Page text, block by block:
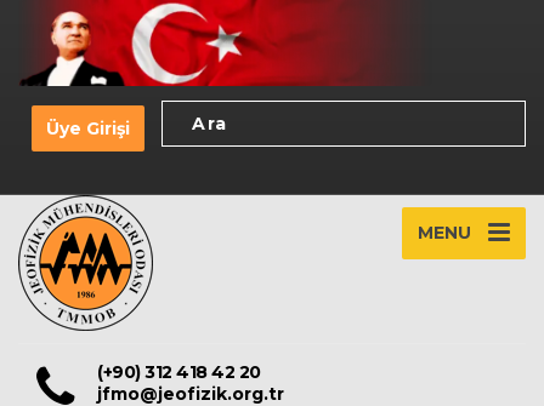
Üye Girişi
MENU
(+90) 312 418 42 20
jfmo@jeofizik.org.tr